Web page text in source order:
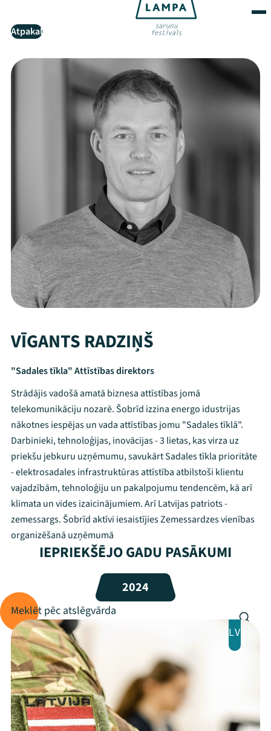
Mana programma
Festivāls
Atpakaļ
VĪGANTS RADZIŅŠ
"Sadales tīkla" Attīstības direktors
Strādājis vadošā amatā biznesa attīstības jomā
telekomunikāciju nozarē. Šobrīd izzina energo idustrijas
nākotnes iespējas un vada attīstības jomu "Sadales tīklā".
Darbinieki, tehnoloģijas, inovācijas - 3 lietas, kas virza uz
priekšu jebkuru uzņēmumu, savukārt Sadales tīkla prioritāte
- elektrosadales infrastruktūras attīstība atbilstoši klientu
vajadzībām, tehnoloģiju un pakalpojumu tendencēm, kā arī
klimata un vides izaicinājumiem. Arī Latvijas patriots -
zemessargs. Šobrīd aktīvi iesaistījies Zemessardzes vienības
organizēšanā uzņēmumā
IEPRIEKŠĒJO GADU PASĀKUMI
2024
LV